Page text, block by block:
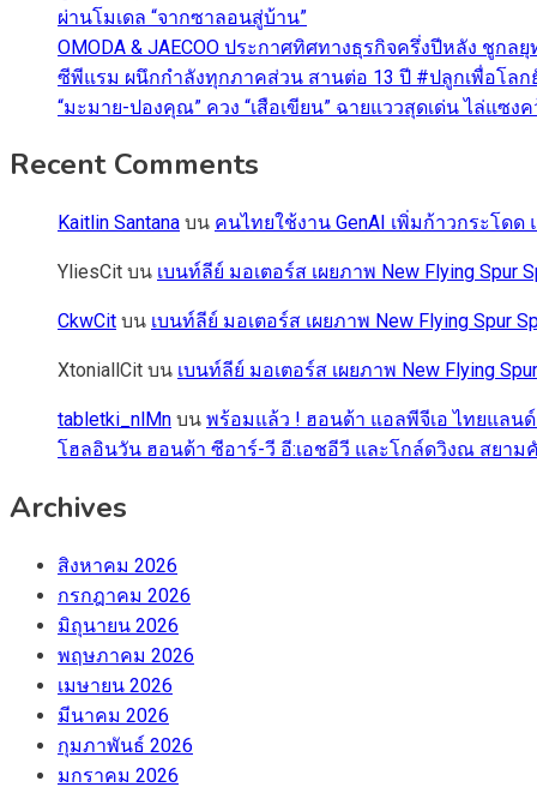
ผ่านโมเดล “จากซาลอนสู่บ้าน”
OMODA & JAECOO ประกาศทิศทางธุรกิจครึ่งปีหลัง ชูกล
ซีพีแรม ผนึกกำลังทุกภาคส่วน สานต่อ 13 ปี #ปลูกเพื่อโลก
“มะมาย-ปองคุณ” ควง “เสือเขียน” ฉายแววสุดเด่น ไล่แ
Recent Comments
Kaitlin Santana บน คนไทยใช้งาน GenAI เพิ่มก้าวกระโด
YliesCit บน เบนท์ลีย์ มอเตอร์ส เผยภาพ New Flying
CkwCit บน เบนท์ลีย์ มอเตอร์ส เผยภาพ New Flying Spur
XtoniallCit บน เบนท์ลีย์ มอเตอร์ส เผยภาพ New Flying
tabletki_nlMn บน พร้อมแล้ว ! ฮอนด้า แอลพีจีเอ ไทยแลนด์
โฮลอินวัน ฮอนด้า ซีอาร์-วี อี:เอชอีวี และโกล์ดวิงณ สยา
Archives
สิงหาคม 2026
กรกฎาคม 2026
มิถุนายน 2026
พฤษภาคม 2026
เมษายน 2026
มีนาคม 2026
กุมภาพันธ์ 2026
มกราคม 2026